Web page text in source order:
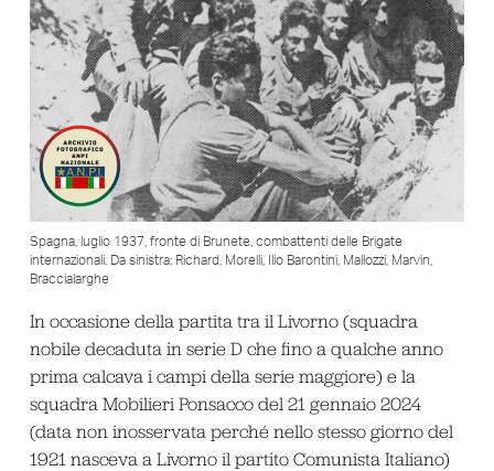
Spagna, luglio 1937, fronte di Brunete, combattenti delle Brigate
internazionali. Da sinistra: Richard, Morelli, Ilio Barontini, Mallozzi, Marvin,
Braccialarghe
In occasione della partita tra il Livorno (squadra
nobile decaduta in serie D che fino a qualche anno
prima calcava i campi della serie maggiore) e la
squadra Mobilieri Ponsacco del 21 gennaio 2024
(data non inosservata perché nello stesso giorno del
1921 nasceva a Livorno il partito Comunista Italiano)